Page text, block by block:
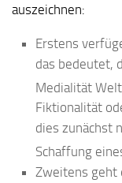
auszeichnen:
Erstens
das bedeutet,
Medialität
Fiktionalität
dies zunächst
Schaffung
Zweitens geht